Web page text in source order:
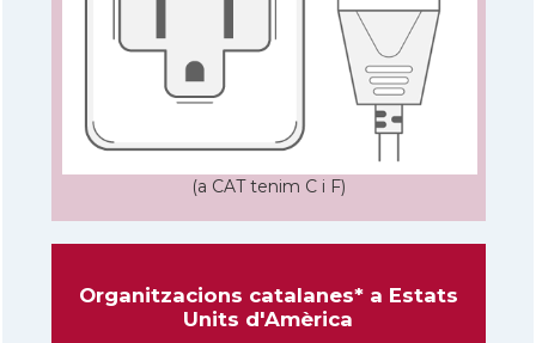
(a CAT tenim C i F)
Organitzacions catalanes* a Estats
Units d'Amèrica